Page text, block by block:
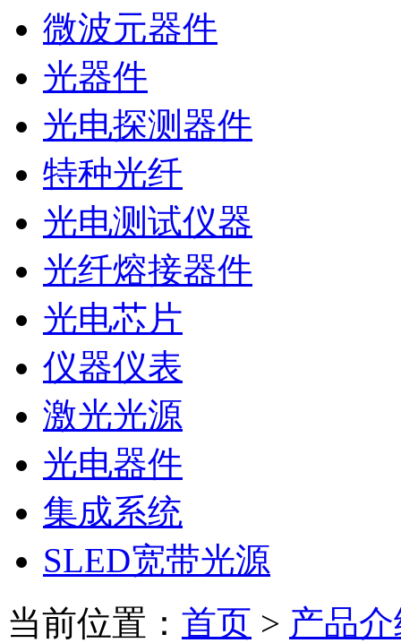
微波元器件
光器件
光电探测器件
特种光纤
光电测试仪器
光纤熔接器件
光电芯片
仪器仪表
激光光源
光电器件
集成系统
SLED宽带光源
当前位置： 首页 > 产品